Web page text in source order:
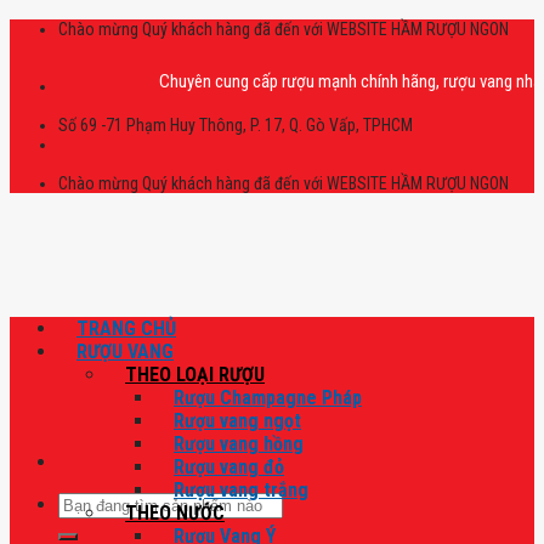
Skip
Chào mừng Quý khách hàng đã đến với WEBSITE HẦM RƯỢU NGON
Chuyên cung cấp rượu mạnh chính hãng, rượu vang nhập
Số 69 -71 Phạm Huy Thông, P. 17, Q. Gò Vấp, TPHCM
Chào mừng Quý khách hàng đã đến với WEBSITE HẦM RƯỢU NGON
Tìm
kiếm:
TRANG CHỦ
RƯỢU VANG
THEO LOẠI RƯỢU
Rượu Champagne Pháp
Rượu vang ngọt
Rượu vang hồng
Rượu vang đỏ
Rượu vang trắng
THEO NƯỚC
Rượu Vang Ý